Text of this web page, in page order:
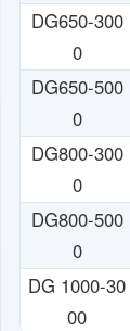
DG650-300
0
DG650-500
0
DG800-300
0
DG800-500
0
DG 1000-30
00